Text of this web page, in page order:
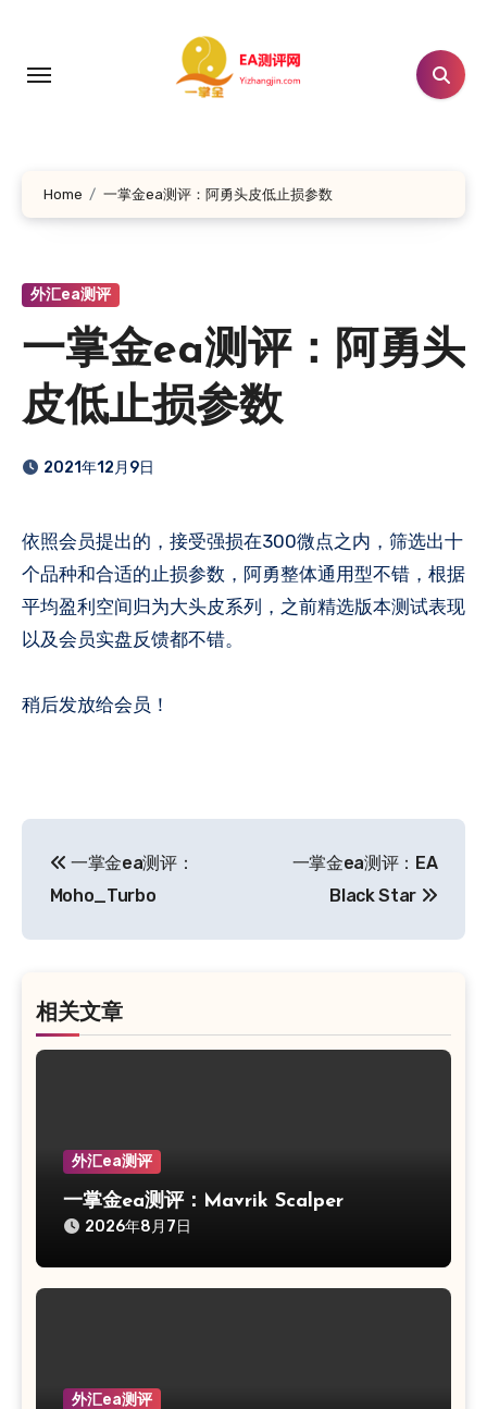
Home 一掌金ea测评：阿勇头皮低止损参数
外汇ea测评
一掌金ea测评：阿勇头
皮低止损参数
2021年12月9日
依照会员提出的，接受强损在300微点之内，筛选出十
个品种和合适的止损参数，阿勇整体通用型不错，根据
平均盈利空间归为大头皮系列，之前精选版本测试表现
以及会员实盘反馈都不错。
稍后发放给会员！
章
导
一掌金ea测评：
Moho_Turbo
一掌金ea测评：EA
Black Star
相关文章
外汇ea测评
一掌金ea测评：Mavrik Scalper
2026年8月7日
外汇ea测评